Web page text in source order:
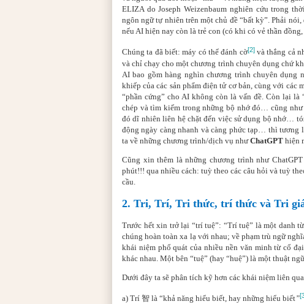
ELIZA do Joseph Weizenbaum nghiên cứu trong
ngôn ngữ tự nhiên trên một chủ đề “bất kỳ”. Phải
nếu AI hiện nay còn là trẻ con (có khi có vẻ thần
Chúng ta đã biết: máy có thể đánh cờ[2]và thắng cả
và chỉ chạy cho một chương trình chuyên dụng chứ
AI bao gồm hàng nghìn chương trình chuyên
khiếp của các sản phẩm điện tử cơ bản, cùng với
“phần cứng” cho AI không còn là vấn đề. Còn lại
chép và tìm kiếm trong những bộ nhớ đó… cũng
đó dĩ nhiên liên hệ chặt đến việc sử dụng bộ nhớ…
động ngày càng nhanh và càng phức tạp… thì tương
ta về những chương trình/dịch vụ nhưChatGPT hiện
Cũng xin thêm là những chương trình như
phút!!! qua nhiều cách: tuỳ theo các câu hỏi và tuỳ
cầu.
2. Tri, Trí, Tri thức, trí thức và Tri
Trước hết xin trở lại “trí tuệ”: “Trí tuệ” là một danh
chúng hoàn toàn xa lạ với nhau; về phạm trù ngữ
khái niệm phổ quát của nhiều nền văn minh từ cổ
khác nhau. Một bên “tuệ” (hay “huệ”) là một thuật
Dưới đây ta sẽ phân tích kỹ hơn các khái niệm liên
a) Trí 智 là “khả năng hiểu biết, hay những hiểu biết”